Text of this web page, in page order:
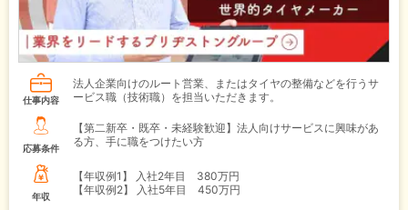
仕事内容
法人企業向けのルート営業、またはタイヤの整備などを行うサ
ービス職（技術職）を担当いただきます。
応募条件
【第二新卒・既卒・未経験歓迎】法人向けサービスに興味があ
る方、手に職をつけたい方
年収
【年収例1】
入社2年目 380万円
【年収例2】
入社5年目 450万円